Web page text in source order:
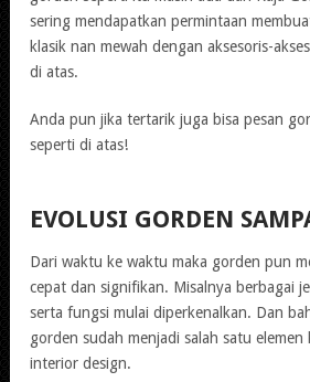
sering mendapatkan permintaan
klasik nan mewah dengan aksesoris-
di atas.
Anda pun jika tertarik juga bisa pesan
seperti di atas!
EVOLUSI GORDEN
Dari waktu ke waktu maka gorden pun
cepat dan signifikan. Misalnya berbagai
serta fungsi mulai diperkenalkan. Dan
gorden sudah menjadi salah satu elemen
interior design.